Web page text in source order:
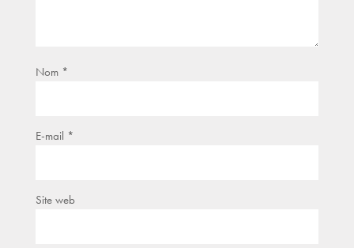
Nom *
E-mail *
Site web